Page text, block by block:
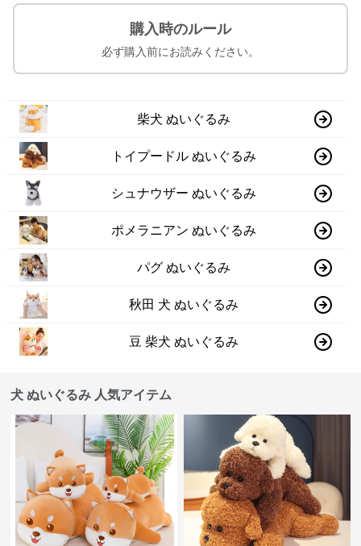
購入時のルール
必ず購入前にお読みください。
柴犬 ぬいぐるみ
トイプードル ぬいぐるみ
シュナウザー ぬいぐるみ
ポメラニアン ぬいぐるみ
パグ ぬいぐるみ
秋田 犬 ぬいぐるみ
豆 柴犬 ぬいぐるみ
犬 ぬいぐるみ 人気アイテム